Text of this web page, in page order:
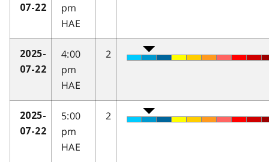
07-22
pm
HAE
2025-
07-22
4:00
pm
HAE
2
2025-
07-22
5:00
pm
HAE
2